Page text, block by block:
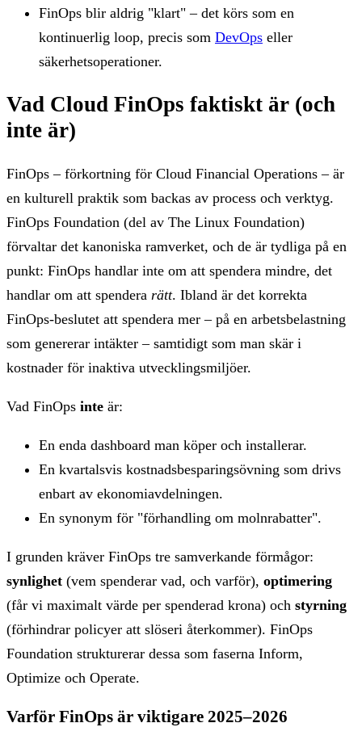
FinOps blir aldrig "klart" – det körs som en
kontinuerlig loop, precis som DevOps eller
säkerhetsoperationer.
Vad Cloud FinOps faktiskt är (och
inte är)
FinOps – förkortning för Cloud Financial Operations – är
en kulturell praktik som backas av process och verktyg.
FinOps Foundation (del av The Linux Foundation)
förvaltar det kanoniska ramverket, och de är tydliga på en
punkt: FinOps handlar inte om att spendera mindre, det
handlar om att spendera rätt. Ibland är det korrekta
FinOps-beslutet att spendera mer – på en arbetsbelastning
som genererar intäkter – samtidigt som man skär i
kostnader för inaktiva utvecklingsmiljöer.
Vad FinOps inte är:
En enda dashboard man köper och installerar.
En kvartalsvis kostnadsbesparingsövning som drivs
enbart av ekonomiavdelningen.
En synonym för "förhandling om molnrabatter".
I grunden kräver FinOps tre samverkande förmågor:
synlighet (vem spenderar vad, och varför), optimering
(får vi maximalt värde per spenderad krona) och styrning
(förhindrar policyer att slöseri återkommer). FinOps
Foundation strukturerar dessa som faserna Inform,
Optimize och Operate.
Varför FinOps är viktigare 2025–2026